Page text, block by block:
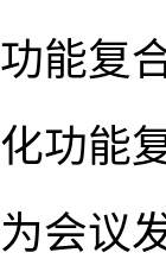
功能复
化功能
为会议